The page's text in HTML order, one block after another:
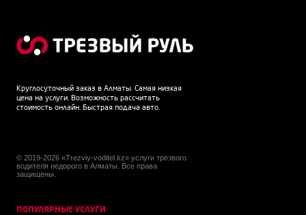
Круглосуточный заказ в Алматы. Самая низкая
цена на услуги. Возможность рассчитать
стоимость онлайн. Быстрая подача авто.
© 2019-2026 «Trezviy-voditel.kz» услуги трезвого
водителя недорого в Алматы. Все права
защищены.
ПОПУЛЯРНЫЕ УСЛУГИ